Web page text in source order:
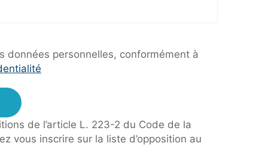
données personnelles, conformément à
de l’article L. 223-2 du Code de la
vous inscrire sur la liste d’opposition au